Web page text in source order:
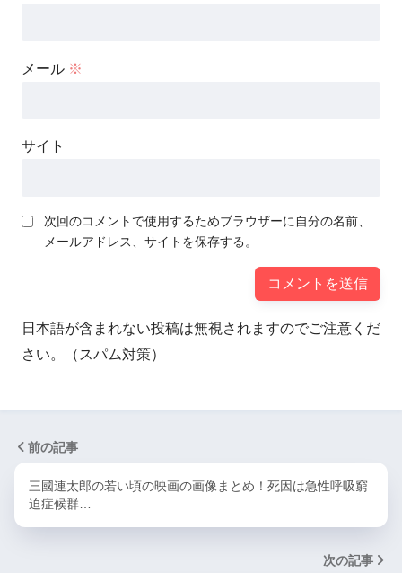
メール ※
サイト
次回のコメントで使用するためブラウザーに自分の名前、
メールアドレス、サイトを保存する。
日本語が含まれない投稿は無視されますのでご注意くだ
さい。（スパム対策）
前の記事
三國連太郎の若い頃の映画の画像まとめ！死因は急性呼吸窮
迫症候群…
次の記事